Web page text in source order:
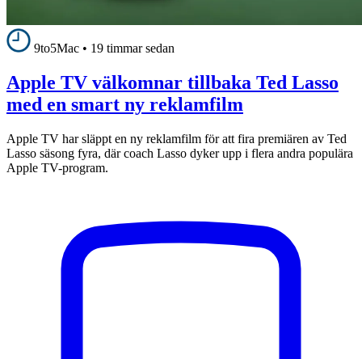
9to5Mac • 19 timmar sedan
Apple TV välkomnar tillbaka Ted Lasso
med en smart ny reklamfilm
Apple TV har släppt en ny reklamfilm för att fira premiären av Ted
Lasso säsong fyra, där coach Lasso dyker upp i flera andra populära
Apple TV-program.